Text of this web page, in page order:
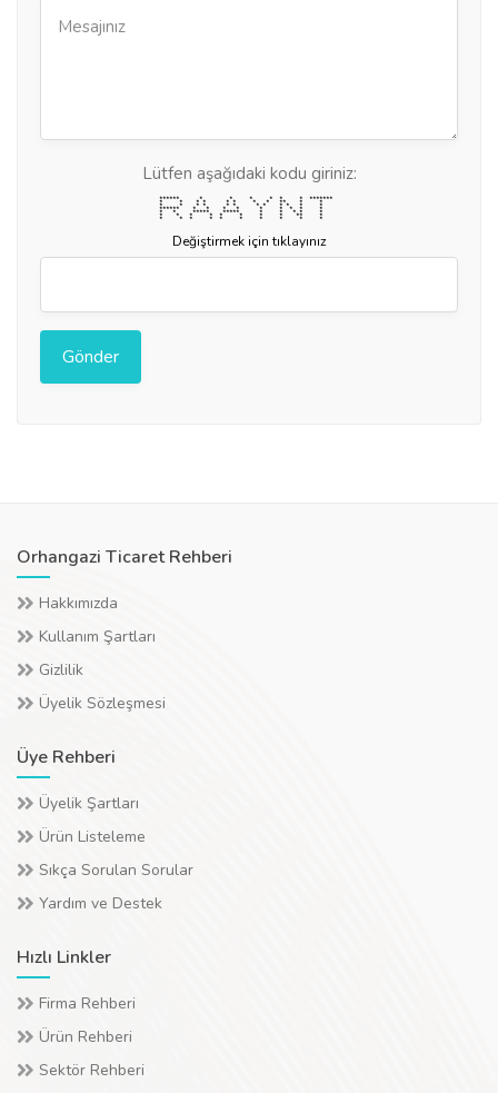
Lütfen aşağıdaki kodu giriniz:
****** * * * * * * *******
* * * * * * * * ** * *
* * * * * * * * * * * *
****** * * * * * * * * *
* * ***** ***** * * * * *
* * * * * * * * ** *
* * * * * * * * * *
Değiştirmek için tıklayınız
Orhangazi Ticaret Rehberi
Hakkımızda
Kullanım Şartları
Gizlilik
Üyelik Sözleşmesi
Üye Rehberi
Üyelik Şartları
Ürün Listeleme
Sıkça Sorulan Sorular
Yardım ve Destek
Hızlı Linkler
Firma Rehberi
Ürün Rehberi
Sektör Rehberi